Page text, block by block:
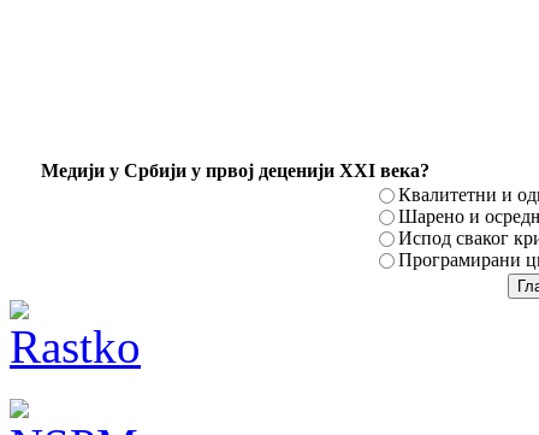
Mедији у Србији у првој деценији XXI века?
Квалитетни и
Шарено и
Испод сваког
Програмирани